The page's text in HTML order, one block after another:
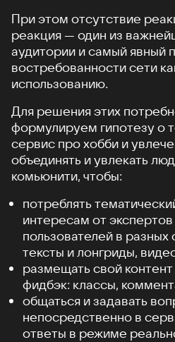
При этом отсутствие
реакция — один из
аудитории и самый явный
востребованности сети
использованию.
Для решения этих
формулируем гипотезу о
сервис про хобби и
объединять и увлекать
комьюнити, чтобы:
потреблять
интересам от
пользователей в
тексты и лонгриды,
размещать свой
фидбэк: классы,
общаться и задавать
непосредственно в
ответы в режиме